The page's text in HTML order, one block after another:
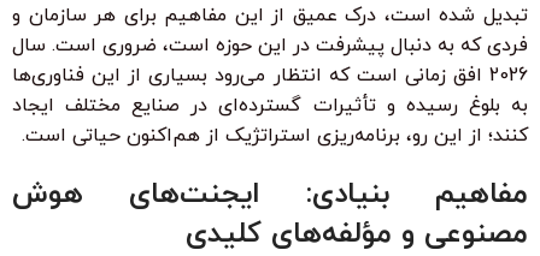
تبدیل شده است، درک عمیق از این مفاهیم برای هر سازمان و
فردی که به دنبال پیشرفت در این حوزه است، ضروری است. سال
2026 افق زمانی است که انتظار می‌رود بسیاری از این فناوری‌ها
به بلوغ رسیده و تأثیرات گسترده‌ای در صنایع مختلف ایجاد
کنند؛ از این رو، برنامه‌ریزی استراتژیک از هم‌اکنون حیاتی است.
مفاهیم بنیادی: ایجنت‌های هوش
مصنوعی و مؤلفه‌های کلیدی